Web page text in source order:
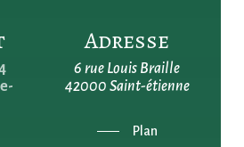
Adresse
6 rue Louis Braille
42000 Saint-étienne
Plan